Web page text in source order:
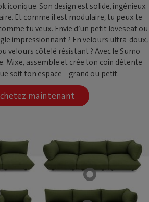
iconique. Son design est solide, ingénieux
Et comme il est modulaire, tu peux te
tu veux. Envie d’un petit loveseat ou
impressionnant ? En velours ultra-doux,
velours côtelé résistant ? Avec le Sumo
Mixe, assemble et crée ton coin détente
soit ton espace – grand ou petit.
maintenant